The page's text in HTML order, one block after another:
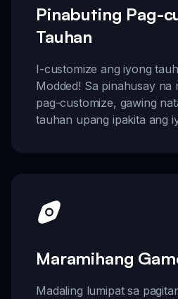
Pinabuting Pag-
Tauhan
I-customize ang iyong
Modded! Sa pinahusay na
pag-customize, gawing
tauhan upang ipakita ang
Maramihang
Madaling lumipat sa